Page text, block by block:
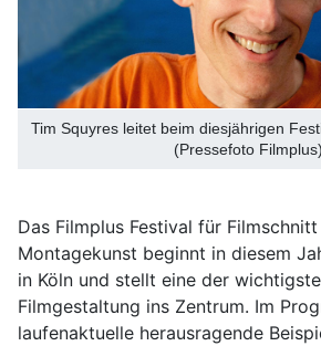
Tim Squyres leitet beim diesjährigen
(Pressefoto Filmplus)
Das Filmplus Festival für
Montagekunst beginnt in diesem
in Köln und stellt eine der
Filmgestaltung ins Zentrum. Im
laufenaktuelle herausragende